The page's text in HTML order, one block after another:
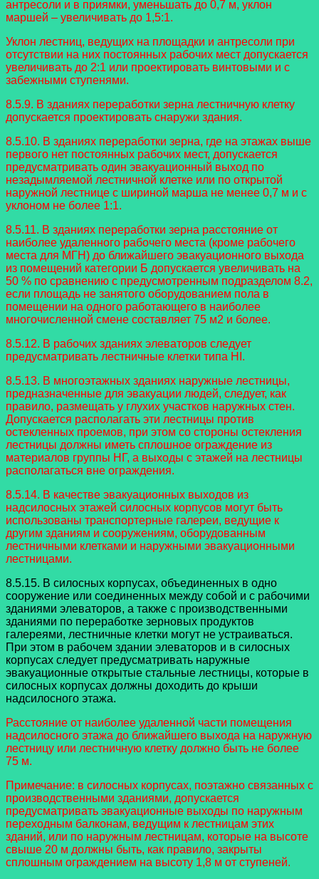
антресоли и в приямки, уменьшать до 0,7 м, уклон
маршей – увеличивать до 1,5:1.
Уклон лестниц, ведущих на площадки и антресоли при
отсутствии на них постоянных рабочих мест допускается
увеличивать до 2:1 или проектировать винтовыми и с
забежными ступенями.
8.5.9. В зданиях переработки зерна лестничную клетку
допускается проектировать снаружи здания.
8.5.10. В зданиях переработки зерна, где на этажах выше
первого нет постоянных рабочих мест, допускается
предусматривать один эвакуационный выход по
незадымляемой лестничной клетке или по открытой
наружной лестнице с шириной марша не менее 0,7 м и с
уклоном не более 1:1.
8.5.11. В зданиях переработки зерна расстояние от
наиболее удаленного рабочего места (кроме рабочего
места для МГН) до ближайшего эвакуационного выхода
из помещений категории Б допускается увеличивать на
50 % по сравнению с предусмотренным подразделом 8.2,
если площадь не занятого оборудованием пола в
помещении на одного работающего в наиболее
многочисленной смене составляет 75 м2 и более.
8.5.12. В рабочих зданиях элеваторов следует
предусматривать лестничные клетки типа HI.
8.5.13. В многоэтажных зданиях наружные лестницы,
предназначенные для эвакуации людей, следует, как
правило, размещать у глухих участков наружных стен.
Допускается располагать эти лестницы против
остекленных проемов, при этом со стороны остекления
лестницы должны иметь сплошное ограждение из
материалов группы НГ, а выходы с этажей на лестницы
располагаться вне ограждения.
8.5.14. В качестве эвакуационных выходов из
надсилосных этажей силосных корпусов могут быть
использованы транспортерные галереи, ведущие к
другим зданиям и сооружениям, оборудованным
лестничными клетками и наружными эвакуационными
лестницами.
8.5.15. В силосных корпусах, объединенных в одно
сооружение или соединенных между собой и с рабочими
зданиями элеваторов, а также с производственными
зданиями по переработке зерновых продуктов
галереями, лестничные клетки могут не устраиваться.
При этом в рабочем здании элеваторов и в силосных
корпусах следует предусматривать наружные
эвакуационные открытые стальные лестницы, которые в
силосных корпусах должны доходить до крыши
надсилосного этажа.
Расстояние от наиболее удаленной части помещения
надсилосного этажа до ближайшего выхода на наружную
лестницу или лестничную клетку должно быть не более
75 м.
Примечание: в силосных корпусах, поэтажно связанных с
производственными зданиями, допускается
предусматривать эвакуационные выходы по наружным
переходным балконам, ведущим к лестницам этих
зданий, или по наружным лестницам, которые на высоте
свыше 20 м должны быть, как правило, закрыты
сплошным ограждением на высоту 1,8 м от ступеней.